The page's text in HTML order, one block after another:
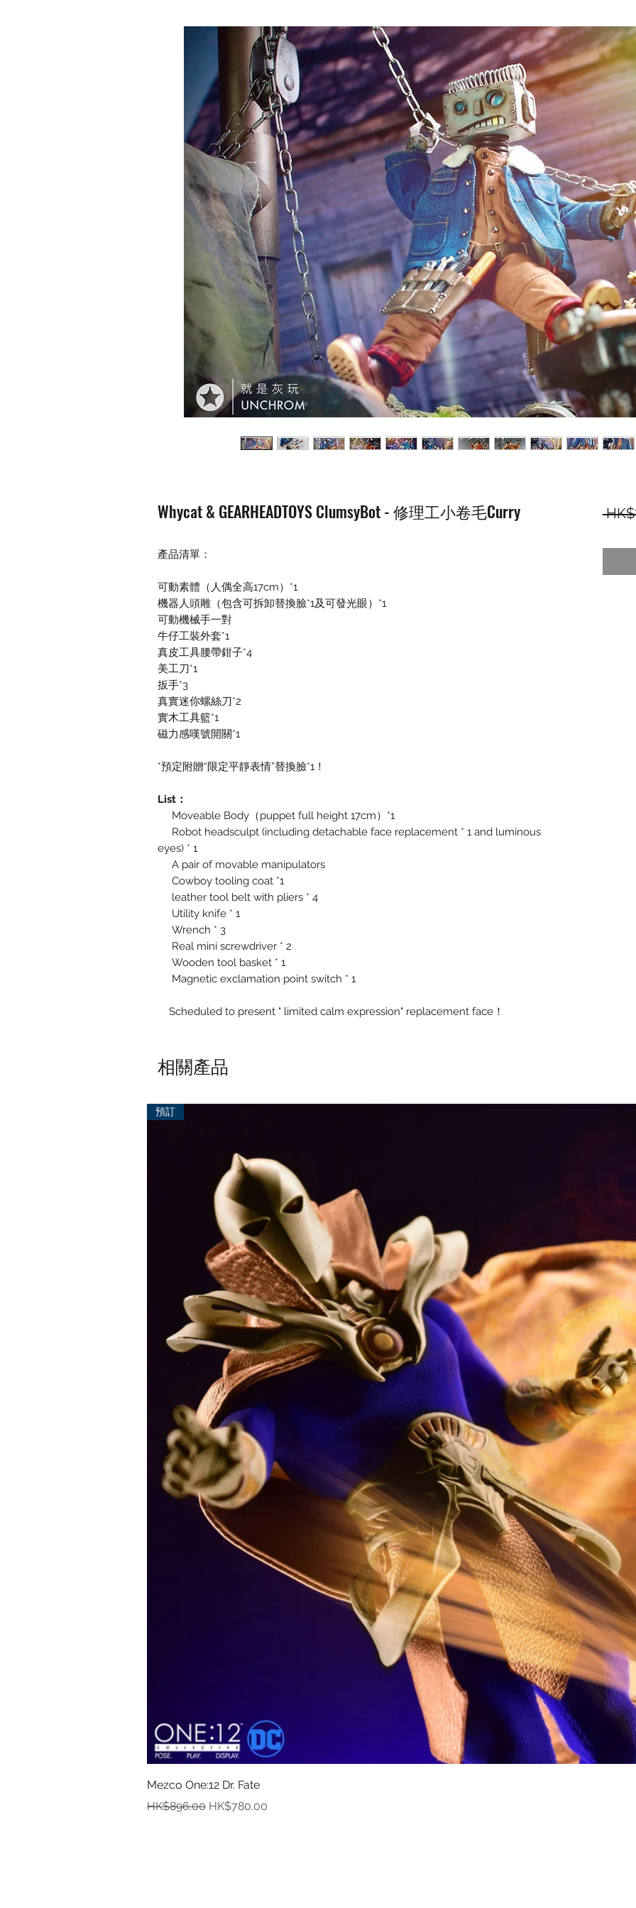
Whycat & GEARHEADTOYS ClumsyBot - 修理工小卷毛Curry
產品清單：
可動素體（人偶全高17cm）*1
機器人頭雕（包含可拆卸替換臉*1及可發光眼）*1
可動機械手一對
牛仔工裝外套*1
真皮工具腰帶鉗子*4
美工刀*1
扳手*3
真實迷你螺絲刀*2
實木工具籃*1
磁力感嘆號開關*1
*預定附贈“限定平靜表情”替換臉*1！
List：
Moveable Body（puppet full height 17cm）*1
Robot headsculpt (including detachable face replacement * 1 and luminous
eyes) * 1
A pair of movable manipulators
Cowboy tooling coat *1
leather tool belt with pliers * 4
Utility knife * 1
Wrench * 3
Real mini screwdriver * 2
Wooden tool basket * 1
Magnetic exclamation point switch * 1
Scheduled to present " limited calm expression" replacement face！
相關產品
預訂
Mezco One:12 Dr. Fate
一般價格
HK$896.00 促銷價格
HK$780.00